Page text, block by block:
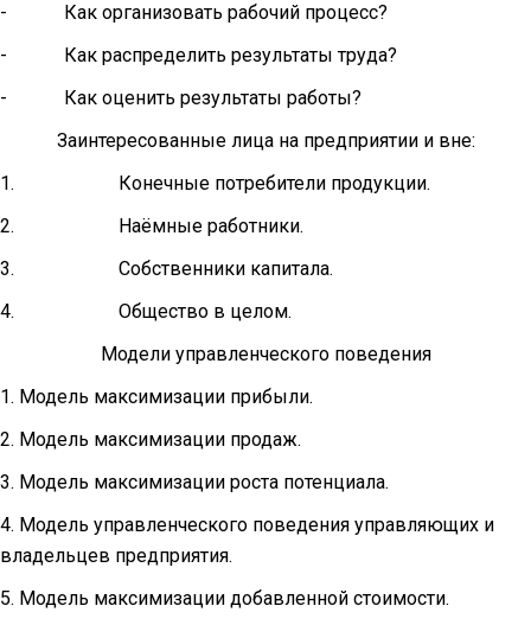
- Как организовать рабочий процесс?
- Как распределить результаты труда?
- Как оценить результаты работы?
Заинтересованные лица на предприятии и вне:
1. Конечные потребители продукции.
2. Наёмные работники.
3. Собственники капитала.
4. Общество в целом.
Модели управленческого поведения
1. Модель максимизации прибыли.
2. Модель максимизации продаж.
3. Модель максимизации роста потенциала.
4. Модель управленческого поведения управляющих и
владельцев предприятия.
5. Модель максимизации добавленной стоимости.